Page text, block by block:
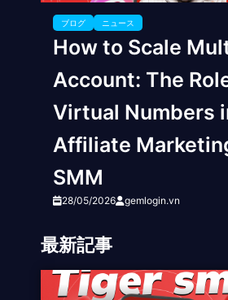
ブログ ニュース
How to Scale
Account: The
Virtual Numbers
Affiliate
SMM
28/05/2026 gemlogin.vn
最新記事